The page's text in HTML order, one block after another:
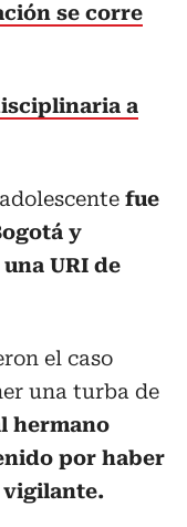
se corre
a
fue
y
URI de
el caso
una turba de
hermano
por haber
vigilante.